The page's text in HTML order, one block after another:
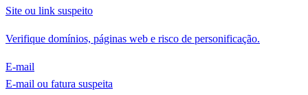
Site ou link suspeito
Verifique domínios, páginas web e risco de personificação.
E-mail
E-mail ou fatura suspeita